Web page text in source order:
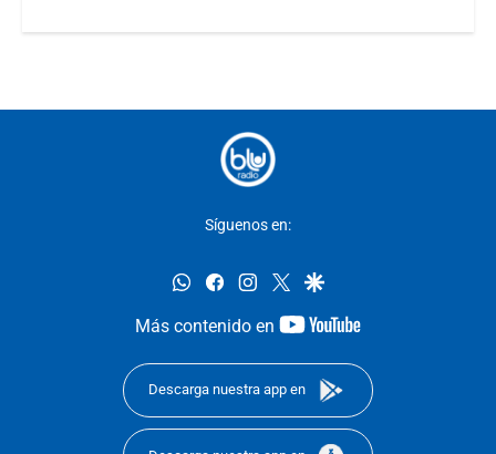
Síguenos en:
whatsappfacebookinstagram
twittergoogle
Más contenido en
youtube-
Descarga nuestra app en